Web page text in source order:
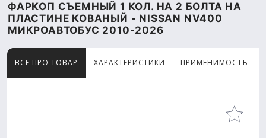
ФАРКОП СЪЕМНЫЙ 1 КОЛ. НА 2 БОЛТА НА
ПЛАСТИНЕ КОВАНЫЙ - NISSAN NV400
МИКРОАВТОБУС 2010-2026
ВСЕ ПРО ТОВАР ХАРАКТЕРИСТИКИ ПРИМЕНИМОСТЬ
Товар просматривают сейчас 12 человек